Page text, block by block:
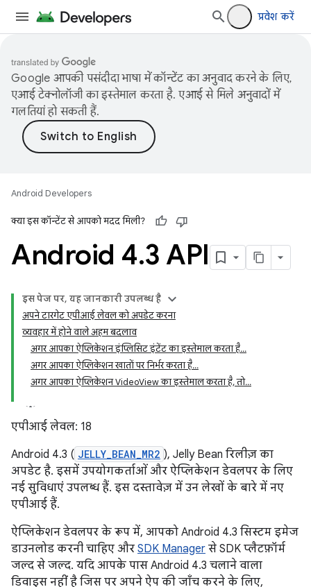
प्रवेश करें
Google आपकी पसंदीदा भाषा में कॉन्टेंट का अनुवाद करने के लिए,
एआई टेक्नोलॉजी का इस्तेमाल करता है. एआई से मिले अनुवादों में
गलतियां हो सकती हैं.
Android Developers
क्या इस कॉन्टेंट से आपको मदद मिली?
Android 4.3 API
इस पेज पर, यह जानकारी उपलब्ध है
अपने टारगेट एपीआई लेवल को अपडेट करना
व्यवहार में होने वाले अहम बदलाव
अगर आपका ऐप्लिकेशन इंप्लिसिट इंटेंट का इस्तेमाल करता है...
अगर आपका ऐप्लिकेशन खातों पर निर्भर करता है...
अगर आपका ऐप्लिकेशन VideoView का इस्तेमाल करता है, तो...
एपीआई लेवल: 18
Android 4.3 ( JELLY_BEAN_MR2 ), Jelly Bean रिलीज़ का
अपडेट है. इसमें उपयोगकर्ताओं और ऐप्लिकेशन डेवलपर के लिए
नई सुविधाएं उपलब्ध हैं. इस दस्तावेज़ में उन लेखों के बारे में नए
एपीआई हैं.
ऐप्लिकेशन डेवलपर के रूप में, आपको Android 4.3 सिस्टम इमेज
डाउनलोड करनी चाहिए और SDK Manager से SDK प्लैटफ़ॉर्म
जल्द से जल्द. यदि आपके पास Android 4.3 चलाने वाला
डिवाइस नहीं है जिस पर अपने ऐप की जाँच करने के लिए,